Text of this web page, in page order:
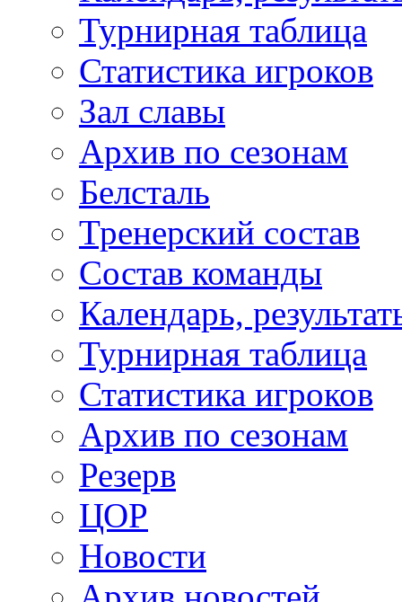
Турнирная таблица
Статистика игроков
Зал славы
Архив по сезонам
Белсталь
Тренерский состав
Состав команды
Календарь,
Турнирная таблица
Статистика игроков
Архив по сезонам
Резерв
ЦОР
Новости